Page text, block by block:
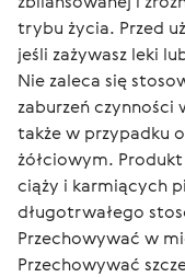
trybu życia. Przed
jeśli zażywasz leki
Nie zaleca się
zaburzeń
także w przypadku
żółciowym.
ciąży i karmiących
długotrwałego
Przechowywać w
Przechowywać